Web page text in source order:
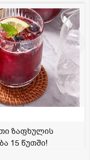
ზაფხულის
15 წუთში!